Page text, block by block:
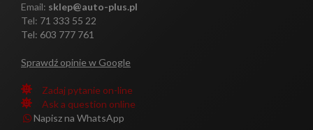
Email: sklep@auto-plus.pl
Tel: 71 333 55 22
Tel: 603 777 761
Sprawdź opinie w Google
Zadaj pytanie on-line
Ask a question online
Napisz na WhatsApp